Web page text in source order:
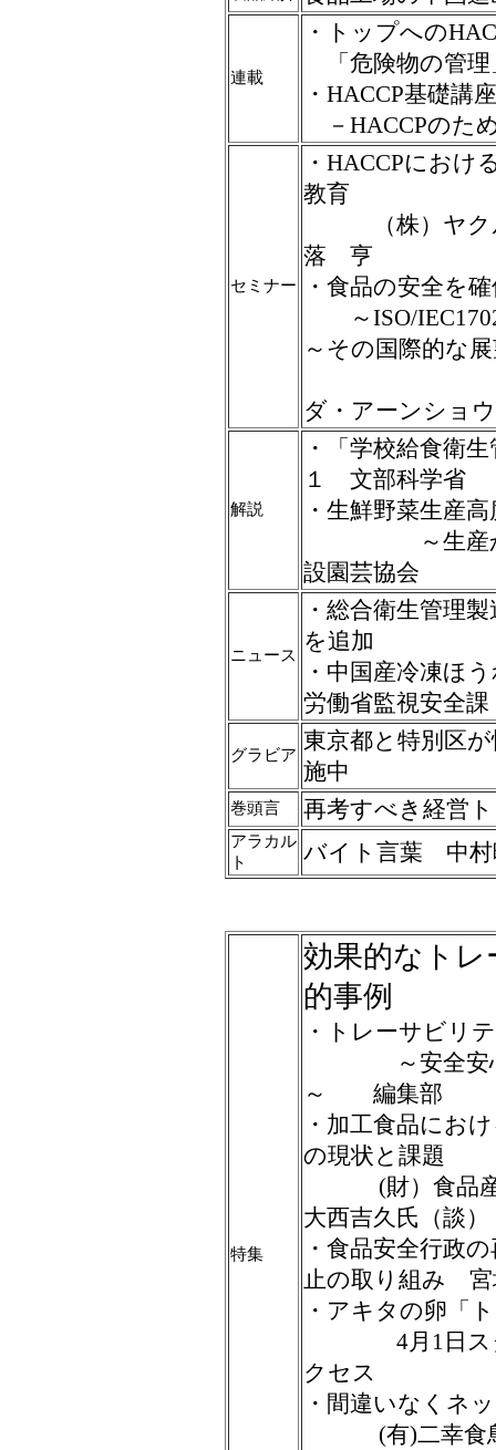
連載
・トップへの
「危険物の管
・HACCP基礎講
－HACCPのた
セミナー
・HACCPにおけ
教育
（株）ヤク
落 亨
・食品の安全を
～ISO/
～その国際的な
ダ・アーンショウ
解説
・「学校給食衛
１ 文部科学省
・生鮮野菜生産
～生産から
設園芸協会
ニュース
・総合衛生管理
を追加
・中国産冷凍ほ
労働省監視安全課
グラビア
東京都と特別区
施中
巻頭言 再考すべき経営
アラカル
ト
バイト言葉 中村
特集
効果的なト
的事例
・トレーサビリ
～安全安心保
～ 編集部
・加工食品にお
の現状と課題
(財）食品産
大西吉久氏（談）
・食品安全行政
止の取り組み 宮
・アキタの卵「
4月1日スター
クセス
・間違いなくネ
(有)二幸食鳥